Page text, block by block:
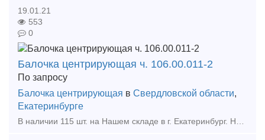
19.01.21
553
0
Балочка центрирующая ч. 106.00.011-2
По запросу
Балочка центрирующая в Свердловской области,
Екатеринбурге